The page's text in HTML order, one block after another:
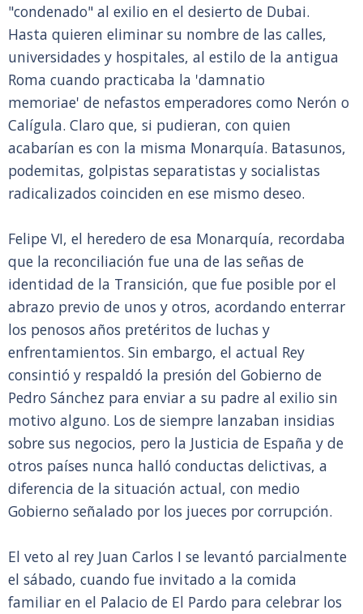
"condenado" al exilio en el desierto de Dubai.
Hasta quieren eliminar su nombre de las calles,
universidades y hospitales, al estilo de la antigua
Roma cuando practicaba la 'damnatio
memoriae' de nefastos emperadores como Nerón o
Calígula. Claro que, si pudieran, con quien
acabarían es con la misma Monarquía. Batasunos,
podemitas, golpistas separatistas y socialistas
radicalizados coinciden en ese mismo deseo.
Felipe VI, el heredero de esa Monarquía, recordaba
que la reconciliación fue una de las señas de
identidad de la Transición, que fue posible por el
abrazo previo de unos y otros, acordando enterrar
los penosos años pretéritos de luchas y
enfrentamientos. Sin embargo, el actual Rey
consintió y respaldó la presión del Gobierno de
Pedro Sánchez para enviar a su padre al exilio sin
motivo alguno. Los de siempre lanzaban insidias
sobre sus negocios, pero la Justicia de España y de
otros países nunca halló conductas delictivas, a
diferencia de la situación actual, con medio
Gobierno señalado por los jueces por corrupción.
El veto al rey Juan Carlos I se levantó parcialmente
el sábado, cuando fue invitado a la comida
familiar en el Palacio de El Pardo para celebrar los